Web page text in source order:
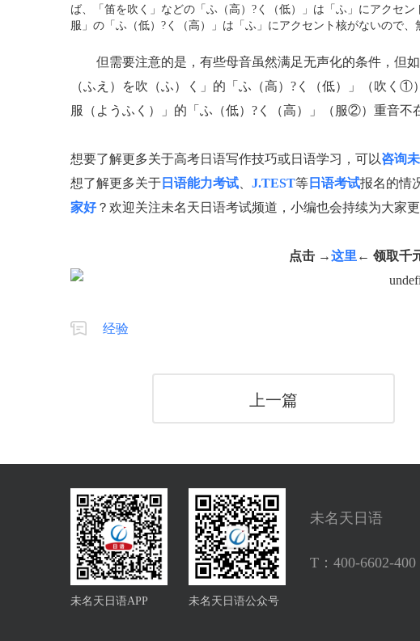
ば、「笛を吹く」などの「ふ（高）?く（低）」は「ふ」にアクセ
服」の「ふ（低）?く（高）」は「ふ」にアクセント核がないので、
但需要注意的是，有些母音虽然满足无声化的条件，但
（ふえ）を吹（ふ）く」的「ふ（高）?く（低）」（吹く
服（ようふく）」的「ふ（低）?く（高）」（服②）重音不
想要了解更多关于高考日语写作技巧或日语学习，可以咨询
想了解更多关于 日语能力考试 J.TEST等 日语考试报名的情
家好？欢迎关注未名天日语考试频道，小编也会持续为大家更
点击 →这里 ← 领取千
经验
上一篇
未名天日语APP 未名天日语公众号
未名天日语
T： 400-6602-400